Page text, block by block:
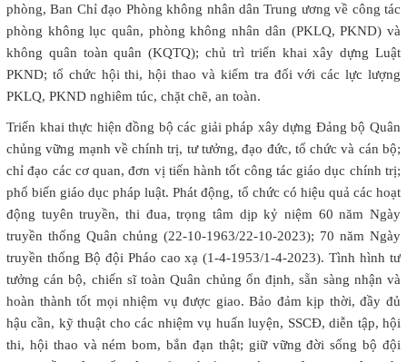
phòng, Ban Chỉ đạo Phòng không nhân dân Trung ương về công tác
phòng không lục quân, phòng không nhân dân (PKLQ, PKND) và
không quân toàn quân (KQTQ); chủ trì triển khai xây dựng Luật
PKND; tổ chức hội thi, hội thao và kiểm tra đối với các lực lượng
PKLQ, PKND nghiêm túc, chặt chẽ, an toàn.
Triển khai thực hiện đồng bộ các giải pháp xây dựng Đảng bộ Quân
chủng vững mạnh về chính trị, tư tưởng, đạo đức, tổ chức và cán bộ;
chỉ đạo các cơ quan, đơn vị tiến hành tốt công tác giáo dục chính trị;
phổ biến giáo dục pháp luật. Phát động, tổ chức có hiệu quả các hoạt
động tuyên truyền, thi đua, trọng tâm dịp kỷ niệm 60 năm Ngày
truyền thống Quân chủng (22-10-1963/22-10-2023); 70 năm Ngày
truyền thống Bộ đội Pháo cao xạ (1-4-1953/1-4-2023). Tình hình tư
tưởng cán bộ, chiến sĩ toàn Quân chủng ổn định, sẵn sàng nhận và
hoàn thành tốt mọi nhiệm vụ được giao. Bảo đảm kịp thời, đầy đủ
hậu cần, kỹ thuật cho các nhiệm vụ huấn luyện, SSCĐ, diễn tập, hội
thi, hội thao và ném bom, bắn đạn thật; giữ vững đời sống bộ đội